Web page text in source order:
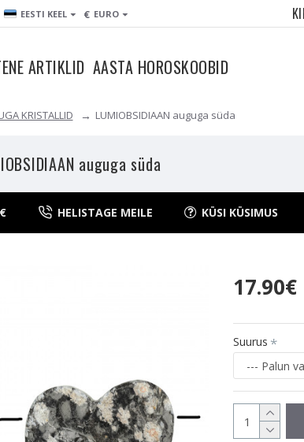
EESTI KEEL € EURO
ARTIKLID AASTA HOROSKOOBID
KRISTALLID LUMIOBSIDIAAN auguga süda
auguga süda
HELISTAGE MEILE KÜSI KÜSIMUS
17.90€
Suurus